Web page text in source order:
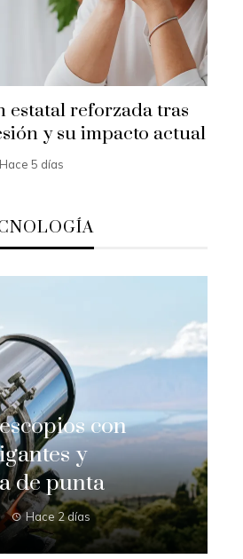
estatal reforzada tras
y su impacto actual
Hace 5 días
con
y
de punta
Hace 2 días